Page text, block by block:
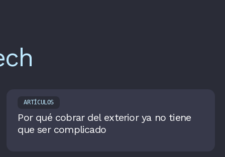
ARTÍCULOS
Por qué cobrar del exterior ya no tiene
que ser complicado